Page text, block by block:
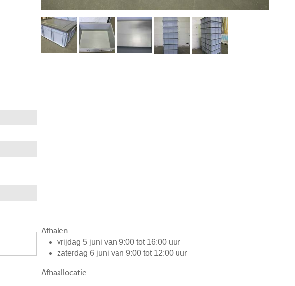
Afhalen
vrijdag 5 juni van 9:00 tot 16:00 uur
zaterdag 6 juni van 9:00 tot 12:00 uur
Afhaallocatie